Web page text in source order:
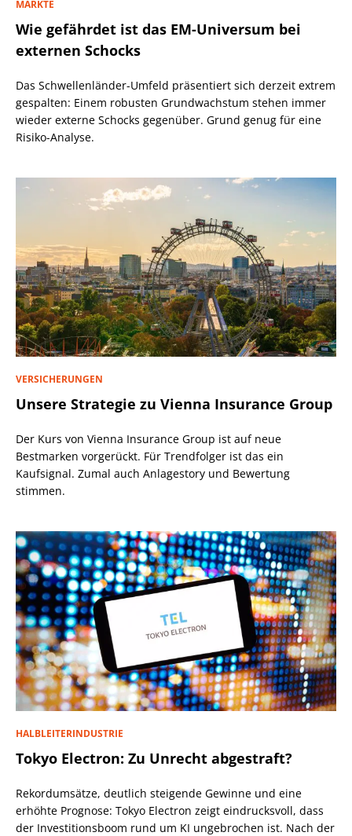
MÄRKTE
Wie gefährdet ist das EM-Universum bei
externen Schocks
Das Schwellenländer-Umfeld präsentiert sich derzeit extrem
gespalten: Einem robusten Grundwachstum stehen immer
wieder externe Schocks gegenüber. Grund genug für eine
Risiko-Analyse.
VERSICHERUNGEN
Unsere Strategie zu Vienna Insurance Group
Der Kurs von Vienna Insurance Group ist auf neue
Bestmarken vorgerückt. Für Trendfolger ist das ein
Kaufsignal. Zumal auch Anlagestory und Bewertung
stimmen.
HALBLEITERINDUSTRIE
Tokyo Electron: Zu Unrecht abgestraft?
Rekordumsätze, deutlich steigende Gewinne und eine
erhöhte Prognose: Tokyo Electron zeigt eindrucksvoll, dass
der Investitionsboom rund um KI ungebrochen ist. Nach der